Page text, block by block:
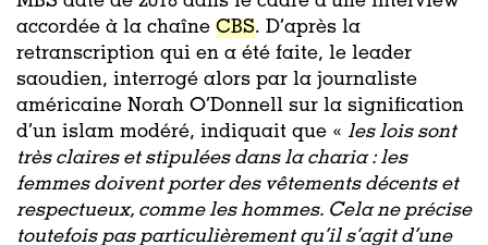
accordée à la chaîne CBS. D’après la
retranscription qui en a été faite, le leader
saoudien, interrogé alors par la journaliste
américaine Norah O’Donnell sur la signification
d’un islam modéré, indiquait que « les lois sont
très claires et stipulées dans la charia : les
femmes doivent porter des vêtements décents et
respectueux, comme les hommes. Cela ne précise
toutefois pas particulièrement qu’il s’agit d’une